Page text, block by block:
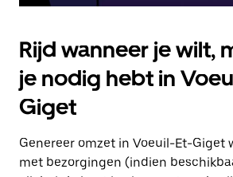
Rijd wanneer je wilt,
je nodig hebt in
Giget
Genereer omzet in Voeuil-Et-Giget
met bezorgingen (indien